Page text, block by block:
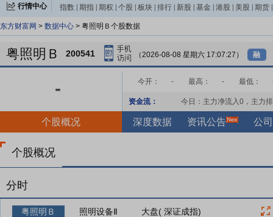
行情中心 指数 期指 期权 个股 板块 排行 新股 基金 港股 美股 期货
东方财富网 > 数据中心 > 粤照明Ｂ个股数据
粤照明Ｂ 200541 （2026-08-08 星期六 17:07:27） 融
- 今开： - 最高： - 最低：
资金流： 今日：主力净流入0 ，主力
个股概况 深度数据 资讯公告 公
个股概况
分时
粤照明Ｂ 照明设备Ⅱ 大盘( 深证成指)